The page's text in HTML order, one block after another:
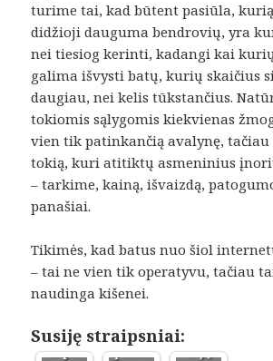
turime tai, kad būtent pasiūla,
didžioji dauguma bendrovių, yra
nei tiesiog kerinti, kadangi kai
galima išvysti batų, kurių skaičius
daugiau, nei kelis tūkstančius.
tokiomis sąlygomis kiekvienas
vien tik patinkančią avalynę,
tokią, kuri atitiktų asmeninius
– tarkime, kainą, išvaizdą,
panašiai.
Tikimės, kad batus nuo šiol
– tai ne vien tik operatyvu, tačiau
naudinga kišenei.
Susiję straipsniai:
Kodėl
vis
žmoni
ų
renka
dantų
impla
pasiri
nkima
s:
unami
plauk
darbo
kvepi
sojų